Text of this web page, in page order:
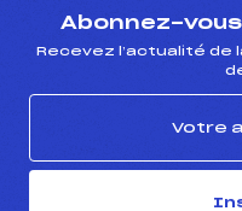
Abonnez-
Recevez l’actualité de